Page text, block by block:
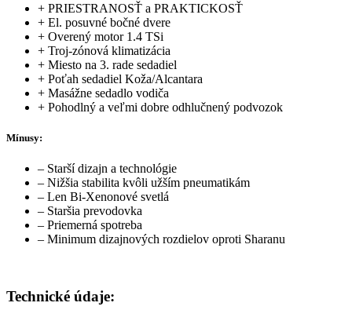
+ PRIESTRANOSŤ a PRAKTICKOSŤ
+ El. posuvné bočné dvere
+ Overený motor 1.4 TSi
+ Troj-zónová klimatizácia
+ Miesto na 3. rade sedadiel
+ Poťah sedadiel Koža/Alcantara
+ Masážne sedadlo vodiča
+ Pohodlný a veľmi dobre odhlučnený podvozok
Mínusy:
– Starší dizajn a technológie
– Nižšia stabilita kvôli užším pneumatikám
– Len Bi-Xenonové svetlá
– Staršia prevodovka
– Priemerná spotreba
– Minimum dizajnových rozdielov oproti Sharanu
Technické údaje: